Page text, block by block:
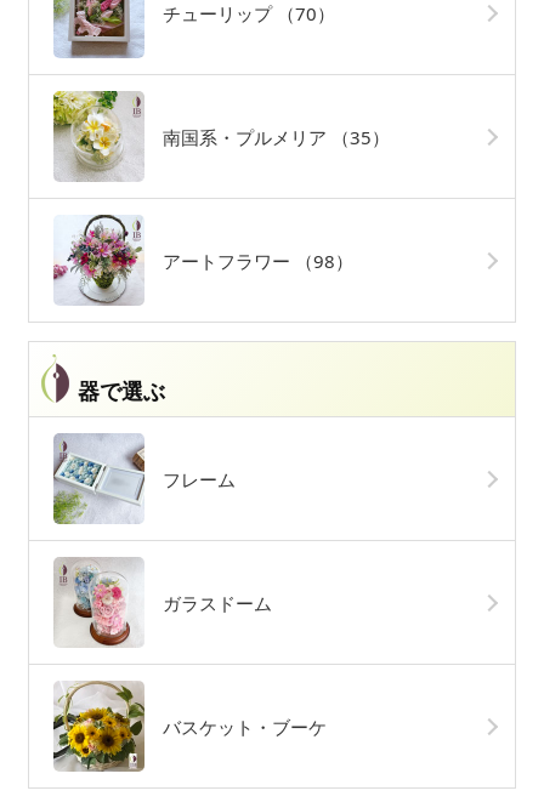
チューリップ （70）
南国系・プルメリア （35）
アートフラワー （98）
器で選ぶ
フレーム
ガラスドーム
バスケット・ブーケ